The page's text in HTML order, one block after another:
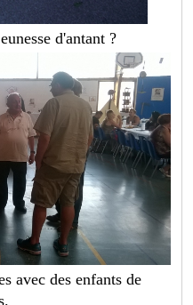
d'antant ?
avec des enfants de